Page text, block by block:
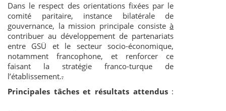
Dans le respect des orientations fixées par le
comité paritaire, instance bilatérale de
gouvernance, la mission principale consisteà
contribuer au développement de partenariats
entre GSÜ et le secteur socio-économique,
notamment francophone, et renforcer ce
faisant la stratégie franco-turque de
l’établissement..
Principales tâches et résultats attendus: